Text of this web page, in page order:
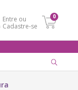
Entre ou
Cadastre-se
0